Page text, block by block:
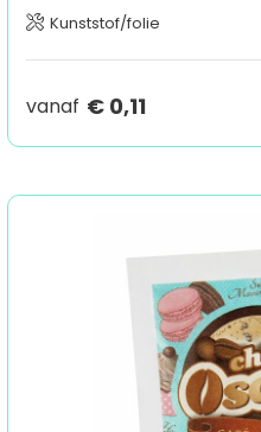
Kunststof/folie
vanaf € 0,11